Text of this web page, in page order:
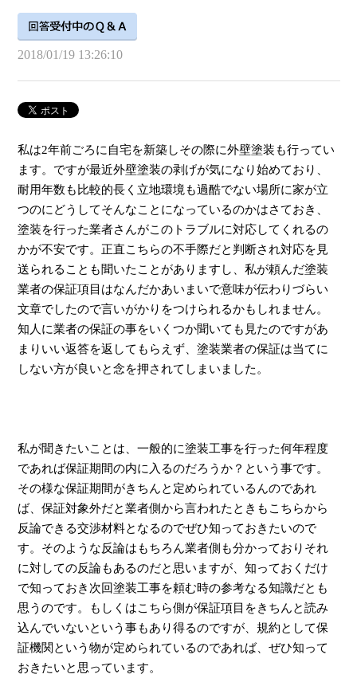
2018/01/19 13:26:10
私は2年前ごろに自宅を新築しその際に外壁塗装も行ってい
ます。ですが最近外壁塗装の剥げが気になり始めており、
耐用年数も比較的長く立地環境も過酷でない場所に家が立
つのにどうしてそんなことになっているのかはさておき、
塗装を行った業者さんがこのトラブルに対応してくれるの
かが不安です。正直こちらの不手際だと判断され対応を見
送られることも聞いたことがありますし、私が頼んだ塗装
業者の保証項目はなんだかあいまいで意味が伝わりづらい
文章でしたので言いがかりをつけられるかもしれません。
知人に業者の保証の事をいくつか聞いても見たのですがあ
まりいい返答を返してもらえず、塗装業者の保証は当てに
しない方が良いと念を押されてしまいました。
私が聞きたいことは、一般的に塗装工事を行った何年程度
であれば保証期間の内に入るのだろうか？という事です。
その様な保証期間がきちんと定められているんのであれ
ば、保証対象外だと業者側から言われたときもこちらから
反論できる交渉材料となるのでぜひ知っておきたいので
す。そのような反論はもちろん業者側も分かっておりそれ
に対しての反論もあるのだと思いますが、知っておくだけ
で知っておき次回塗装工事を頼む時の参考なる知識だとも
思うのです。もしくはこちら側が保証項目をきちんと読み
込んでいないという事もあり得るのですが、規約として保
証機関という物が定められているのであれば、ぜひ知って
おきたいと思っています。